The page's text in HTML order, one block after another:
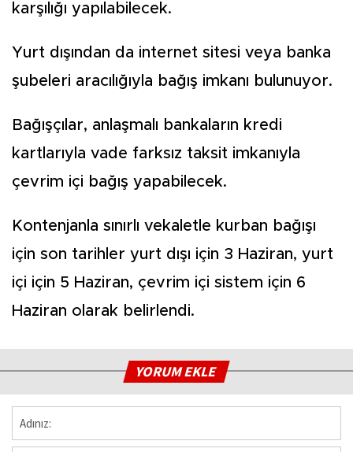
karşılığı yapılabilecek.
Yurt dışından da internet sitesi veya banka
şubeleri aracılığıyla bağış imkanı bulunuyor.
Bağışçılar, anlaşmalı bankaların kredi
kartlarıyla vade farksız taksit imkanıyla
çevrim içi bağış yapabilecek.
Kontenjanla sınırlı vekaletle kurban bağışı
için son tarihler yurt dışı için 3 Haziran, yurt
içi için 5 Haziran, çevrim içi sistem için 6
Haziran olarak belirlendi.
YORUM EKLE